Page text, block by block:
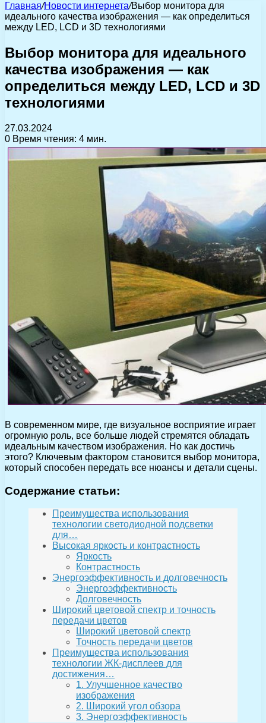
Главная/Новости интернета/Выбор монитора для
идеального качества изображения — как определиться
между LED, LCD и 3D технологиями
Выбор монитора для идеального
качества изображения — как
определиться между LED, LCD и 3D
технологиями
27.03.2024
0 Время чтения: 4 мин.
В современном мире, где визуальное восприятие играет
огромную роль, все больше людей стремятся обладать
идеальным качеством изображения. Но как достичь
этого? Ключевым фактором становится выбор монитора,
который способен передать все нюансы и детали сцены.
Содержание статьи:
Преимущества использования
технологии светодиодной подсветки
для…
Высокая яркость и контрастность
Яркость
Контрастность
Энергоэффективность и долговечность
Энергоэффективность
Долговечность
Широкий цветовой спектр и точность
передачи цветов
Широкий цветовой спектр
Точность передачи цветов
Преимущества использования
технологии ЖК-дисплеев для
достижения…
1. Улучшенное качество
изображения
2. Широкий угол обзора
3. Энергоэффективность